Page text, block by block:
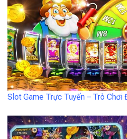
Slot Game Trực Tuyến – Trò